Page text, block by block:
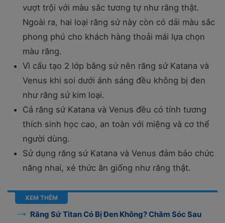
vượt trội với màu sắc tương tự như răng thật.
Ngoài ra, hai loại răng sứ này còn có dải màu sắc
phong phú cho khách hàng thoải mái lựa chọn
màu răng.
Vì cấu tạo 2 lớp bằng sứ nên răng sứ Katana và
Venus khi soi dưới ánh sáng đều không bị đen
như răng sứ kim loại.
Cả răng sứ Katana và Venus đều có tính tương
thích sinh học cao, an toàn với miệng và cơ thể
người dùng.
Sử dụng răng sứ Katana và Venus đảm bảo chức
năng nhai, xé thức ăn giống như răng thật.
XEM THÊM
Răng Sứ Titan Có Bị Đen Không? Chăm Sóc Sau